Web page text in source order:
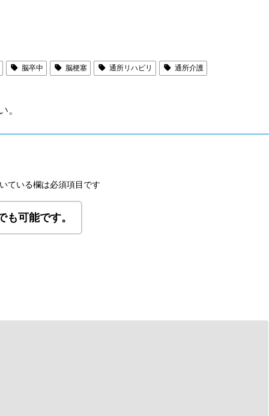
脳卒中 脳梗塞 通所リハビリ 通所介護
ている欄は必須項目です
も可能です。